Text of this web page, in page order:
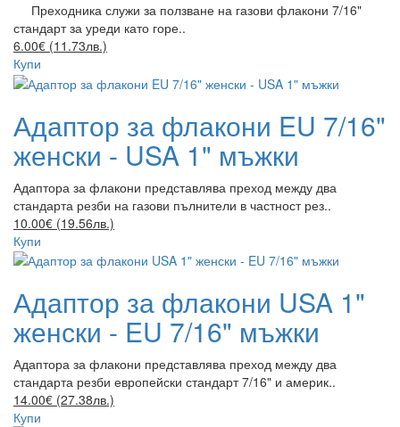
Преходника служи за ползване на газови флакони 7/16"
стандарт за уреди като горе..
6.00€ (11.73лв.)
Купи
Адаптор за флакони EU 7/16"
женски - USA 1" мъжки
Адаптора за флакони представлява преход между два
стандарта резби на газови пълнители в частност рез..
10.00€ (19.56лв.)
Купи
Адаптор за флакони USA 1"
женски - EU 7/16" мъжки
Адаптора за флакони представлява преход между два
стандарта резби европейски стандарт 7/16" и америк..
14.00€ (27.38лв.)
Купи